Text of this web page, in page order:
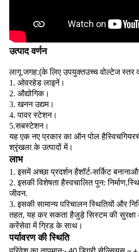
उत्पाद वर्णन
लागू जगह:(के लिए उपयुक्तउच्च वोल्टेज स्तर
1. ओवरहेड लाइनें।
2. औद्योगिक।
3. खनन उद्यम।
4. पावर स्टेशन।
5.सबस्टेशन।
यह एक नए प्रकार का ऑन पोल हैस्विचगियर
श्रृंखला के उत्पादों में।
लाभ
1. इसमें अच्छा प्रदर्शन हैशॉर्ट-सर्किट बनाना
2. इसकी विशेषता हैस्वचालित पुन: निर्माण,
जीवन.
3. इसकी सामान्य परिचालन स्थितियों और
तहत, यह कर सकता हैजुड़े सिस्टम की
करेंसेवा में ग्रिड के साथ।
पर्यावरण की स्थिति